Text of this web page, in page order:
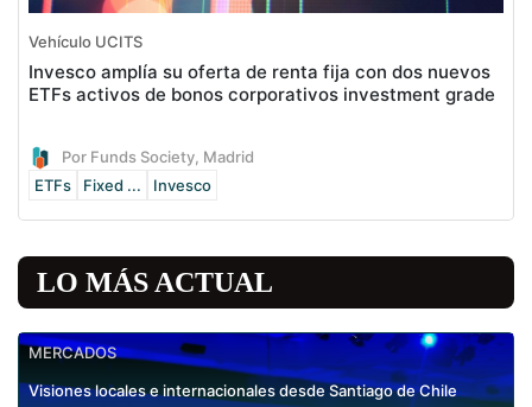
Vehículo UCITS
Invesco amplía su oferta de renta fija con dos nuevos
ETFs activos de bonos corporativos investment grade
Por Funds Society, Madrid
ETFs
Fixed ... Invesco
LO MÁS ACTUAL
MERCADOS
Visiones locales e internacionales desde Santiago de Chile